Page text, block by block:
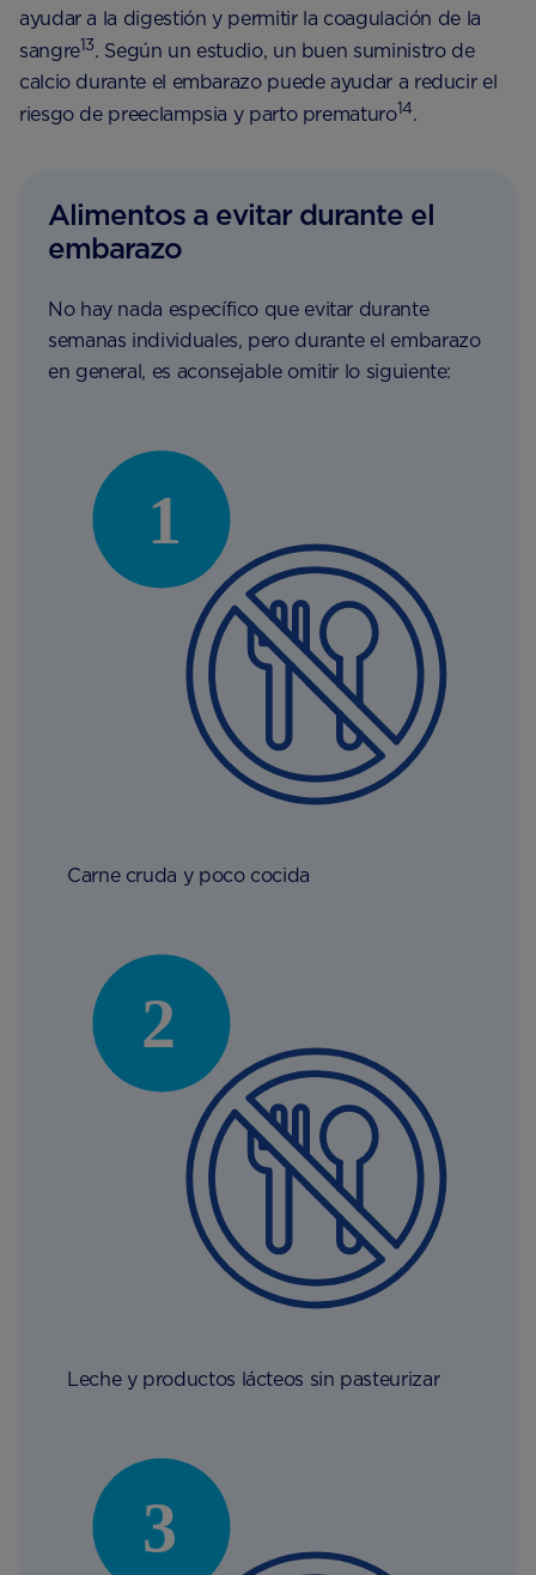
ayudar a la digestión y permitir la coagulación de la
sangre13. Según un estudio, un buen suministro de
calcio durante el embarazo puede ayudar a reducir el
riesgo de preeclampsia y parto prematuro14.
Alimentos a evitar durante el
embarazo
No hay nada específico que evitar durante
semanas individuales, pero durante el embarazo
en general, es aconsejable omitir lo siguiente:
Carne cruda y poco cocida
Leche y productos lácteos sin pasteurizar